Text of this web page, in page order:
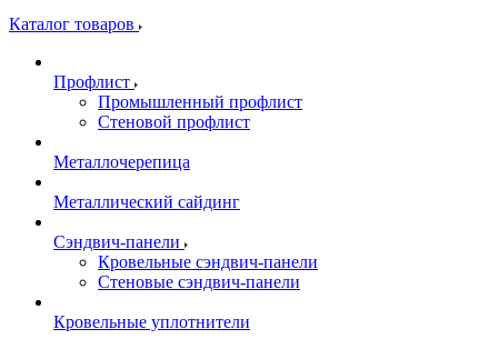
Каталог товаров
Профлист
Промышленный профлист
Стеновой профлист
Металлочерепица
Металлический сайдинг
Сэндвич-панели
Кровельные сэндвич-панели
Стеновые сэндвич-панели
Кровельные уплотнители